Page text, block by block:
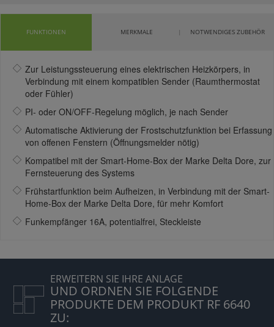
FUNKTIONEN MERKMALE NOTWENDIGES ZUBEHÖR
Zur Leistungssteuerung eines elektrischen Heizkörpers, in
Verbindung mit einem kompatiblen Sender (Raumthermostat
oder Fühler)
PI- oder ON/OFF-Regelung möglich, je nach Sender
Automatische Aktivierung der Frostschutzfunktion bei Erfassung
von offenen Fenstern (Öffnungsmelder nötig)
Kompatibel mit der Smart-Home-Box der Marke Delta Dore, zur
Fernsteuerung des Systems
Frühstartfunktion beim Aufheizen, in Verbindung mit der Smart-
Home-Box der Marke Delta Dore, für mehr Komfort
Funkempfänger 16A, potentialfrei, Steckleiste
ERWEITERN SIE IHRE ANLAGE
UND ORDNEN SIE FOLGENDE
PRODUKTE DEM PRODUKT RF 6640
ZU: